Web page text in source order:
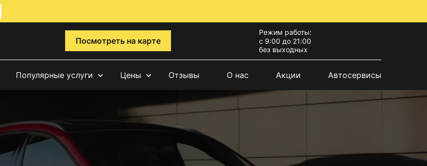
Посмотреть на карте
Режим работы:
с 9:00 до 21:00
без выходных
Популярные услуги Цены Отзывы О нас Акции Автосервисы